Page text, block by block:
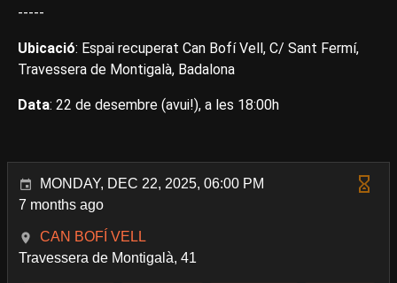
-----
Ubicació: Espai recuperat Can Bofí Vell, C/ Sant Fermí,
Travessera de Montigalà, Badalona
Data: 22 de desembre (avui!), a les 18:00h
MONDAY, DEC 22, 2025, 06:00 PM
7 months ago
CAN BOFÍ VELL
Travessera de Montigalà, 41